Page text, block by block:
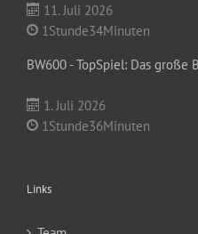
11. Juli 2026
1Stunde34Minuten
BW600 - TopSpiel: Das große
1. Juli 2026
1Stunde36Minuten
Links